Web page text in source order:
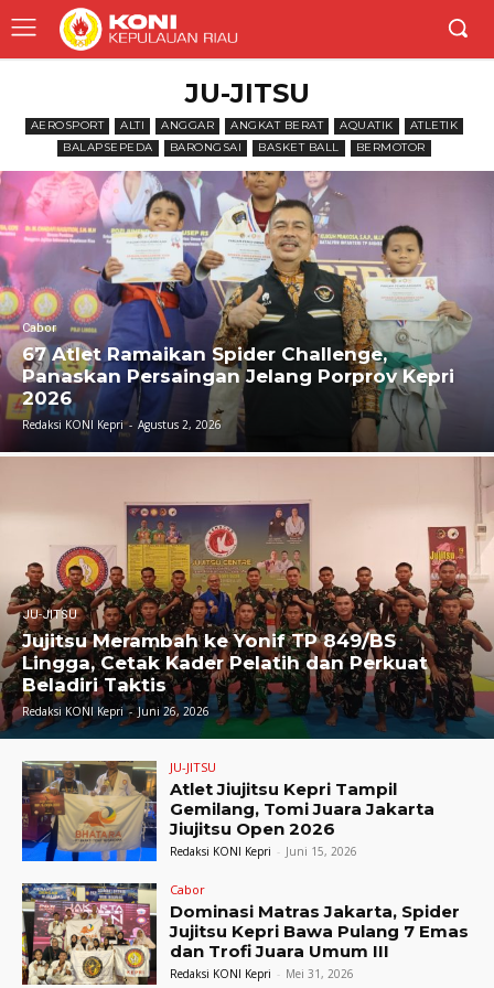
JU-JITSU
AEROSPORT ALTI ANGGAR ANGKAT BERAT AQUATIK
ATLETIK
BALAPSEPEDA
BARONGSAI BASKET BALL BERMOTOR
Cabor
67 Atlet Ramaikan Spider Challenge,
Panaskan Persaingan Jelang Porprov Kepri
2026
Redaksi KONI Kepri - Agustus 2, 2026
JU-JITSU
Jujitsu Merambah ke Yonif TP 849/BS
Lingga, Cetak Kader Pelatih dan Perkuat
Beladiri Taktis
Redaksi KONI Kepri - Juni 26, 2026
JU-JITSU
Atlet Jiujitsu Kepri Tampil
Gemilang, Tomi Juara Jakarta
Jiujitsu Open 2026
Redaksi KONI Kepri - Juni 15, 2026
Cabor
Dominasi Matras Jakarta, Spider
Jujitsu Kepri Bawa Pulang 7 Emas
dan Trofi Juara Umum III
Redaksi KONI Kepri - Mei 31, 2026